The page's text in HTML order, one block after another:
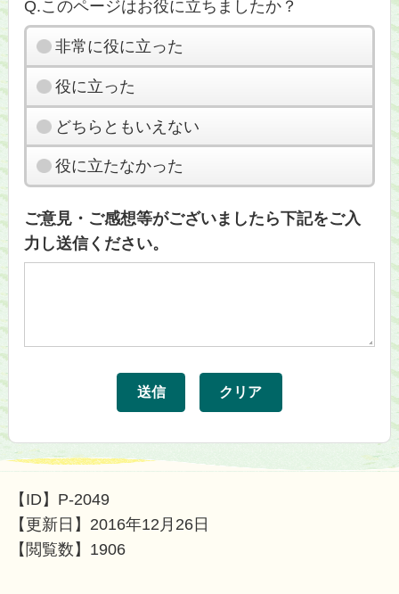
Q.このページはお役に立ちましたか？
非常に役に立った
役に立った
どちらともいえない
役に立たなかった
ご意見・ご感想等がございましたら下記をご入
力し送信ください。
【ID】 P-2049
【更新日】 2016年12月26日
【閲覧数】 1906